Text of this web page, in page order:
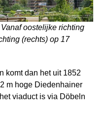
oostelijke richting
(rechts) op 17
komt dan het uit 1852
m hoge Diedenhainer
viaduct is via Döbeln